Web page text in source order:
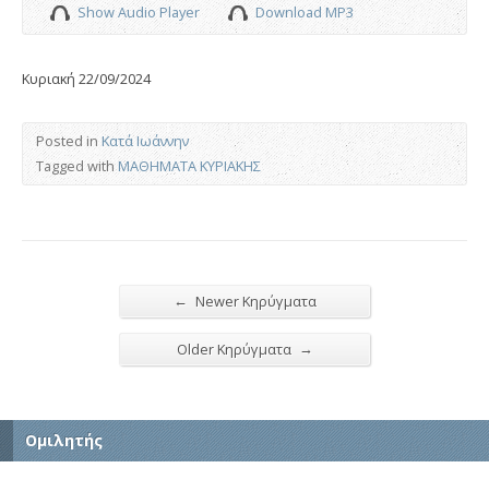
Show Audio Player Download MP3
Κυριακή 22/09/2024
Posted in Κατά Ιωάννην
Tagged withΜΑΘΗΜΑΤΑ ΚΥΡΙΑΚΗΣ
← Newer Κηρύγματα
Older Κηρύγματα →
Ομιλητής